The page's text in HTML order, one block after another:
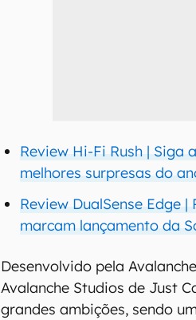
Review Hi-Fi Rush | Siga
melhores surpresas do
Review DualSense Edge
marcam lançamento da
Desenvolvido pela
Avalanche Studios de Just
grandes ambições, sendo